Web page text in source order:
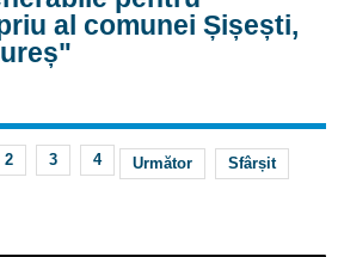
al comunei Șișești,
2 3 4 Următor Sfârșit